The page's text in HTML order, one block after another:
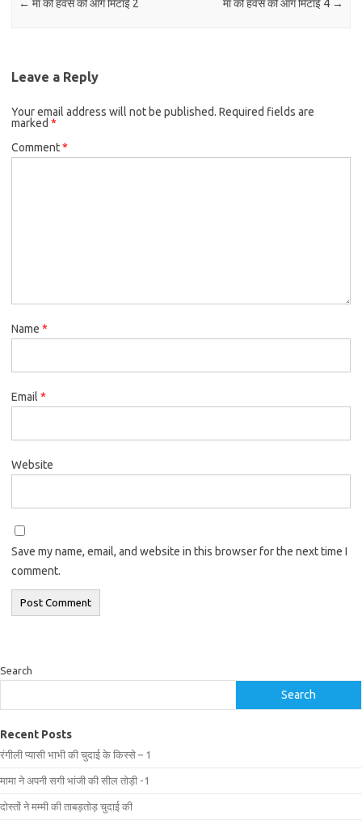
← माँ की हवस की आग मिटाई 2 माँ की हवस की आग मिटाई 4 →
Leave a Reply
Your email address will not be published. Required fields are
marked *
Comment*
Name *
Email *
Website
Save my name, email, and website in this browser for the next time I
comment.
Search
Search
Recent Posts
रंगीली प्यासी भाभी की चुदाई के किस्से – 1
मामा ने अपनी सगी भांजी की सील तोड़ी -1
दोस्तों ने मम्मी की ताबड़तोड़ चुदाई की